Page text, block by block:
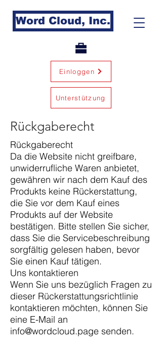
Word Cloud, Inc.
Einloggen
Unterstützung
Rückgaberecht
Rückgaberecht
Da die Website nicht greifbare,
unwiderrufliche Waren anbietet,
gewähren wir nach dem Kauf des
Produkts keine Rückerstattung,
die Sie vor dem Kauf eines
Produkts auf der Website
bestätigen. Bitte stellen Sie sicher,
dass Sie die Servicebeschreibung
sorgfältig gelesen haben, bevor
Sie einen Kauf tätigen.
Uns kontaktieren
Wenn Sie uns bezüglich Fragen zu
dieser Rückerstattungsrichtlinie
kontaktieren möchten, können Sie
eine E-Mail an
info@wordcloud.page senden.